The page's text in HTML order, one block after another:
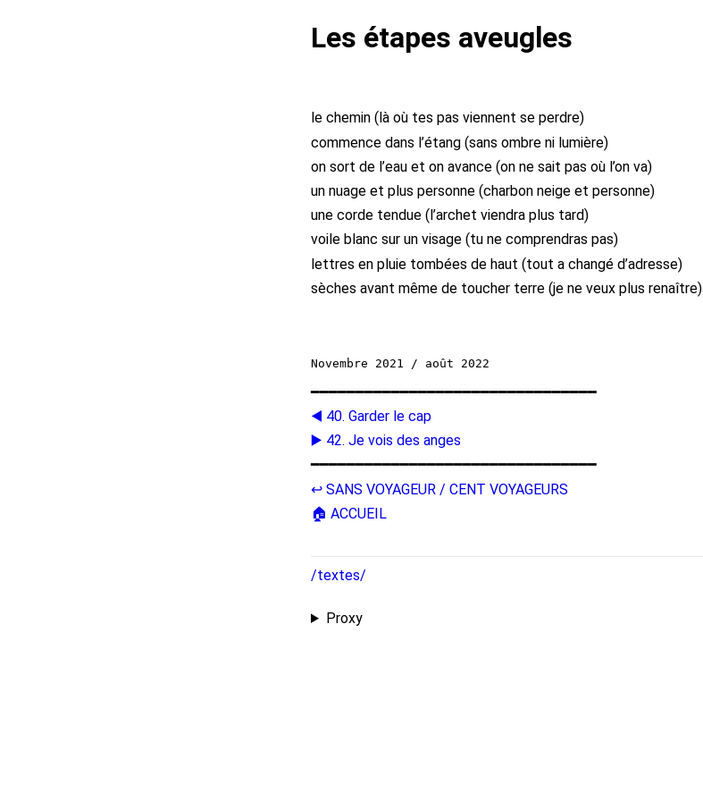
Les étapes aveugles
le chemin (là où tes pas viennent se perdre)
commence dans l’étang (sans ombre ni lumière)
on sort de l’eau et on avance (on ne sait pas où l’on va)
un nuage et plus personne (charbon neige et personne)
une corde tendue (l’archet viendra plus tard)
voile blanc sur un visage (tu ne comprendras pas)
lettres en pluie tombées de haut (tout a changé d’adresse)
sèches avant même de toucher terre (je ne veux plus renaître)
━━━━━━━━━━━━━━━━━━━━━━━━━━━━━━━━
◀️ 40. Garder le cap
▶️ 42. Je vois des anges
━━━━━━━━━━━━━━━━━━━━━━━━━━━━━━━━
↩️ SANS VOYAGEUR / CENT VOYAGEURS
🏠 ACCUEIL
/textes/
Proxy